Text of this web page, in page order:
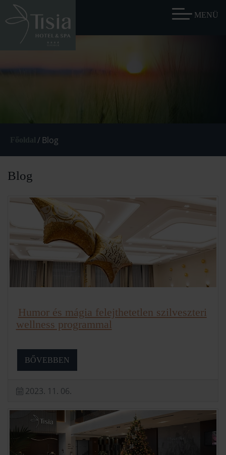
/ Blog
Blog
Humor és mágia felejthetetlen szilveszteri
wellness programmal
BŐVEBBEN
2023. 11. 06.